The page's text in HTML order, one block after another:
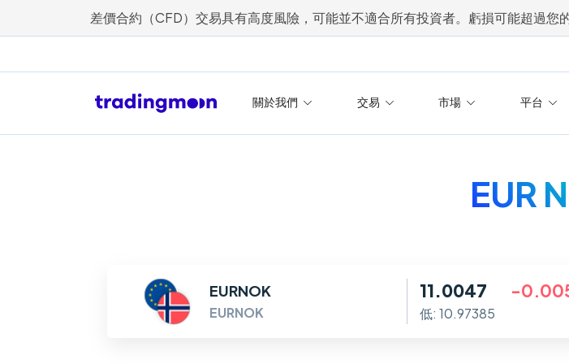
差價合約（CFD）交易具有高度風險，可能並不適合所有投資者。虧損可能超過您
關於我們 交易 市場 平台
EUR
EURNOK
EURNOK
11.0047 -
低: 10.97385